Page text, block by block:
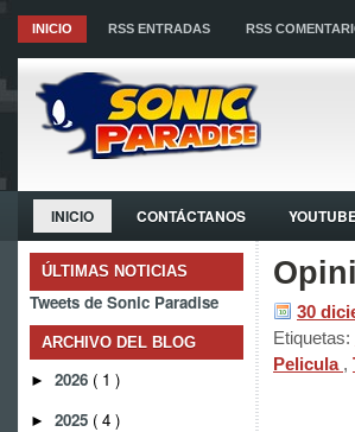
INICIO RSS ENTRADAS RSS
INICIO CONTÁCTANOS
ÚLTIMAS NOTICIAS
Tweets de Sonic Paradise
ARCHIVO DEL BLOG
► 2026 ( 1 )
► 2025 ( 4 )
30
Etiquetas:
Pelicula ,